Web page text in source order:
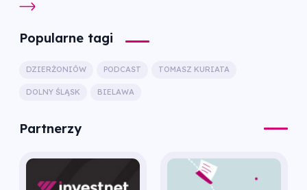
Popularne tagi
DZIERŻONIÓW PODCAST TOMASZ KURIATA
DOLNY ŚLĄSK BIELAWA
Partnerzy